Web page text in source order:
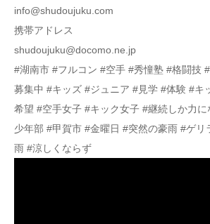
info@shudoujuku.com
携帯アドレス
shudoujuku@docomo.ne.jp
#湖南市 #フルコン #空手 #秀憧塾 #格闘技
募集中 #キッズ #ジュニア #見学 #体験 #キ
希望 #空手女子 #キック女子 #継続しか力
少年部 #甲賀市 #金曜日 #突然の豪雨 #ゲリ
雨 #涼しくならず